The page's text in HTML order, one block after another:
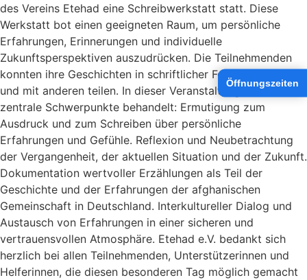
Öffnungszeiten
des Vereins Etehad eine Schreibwerkstatt statt. Diese
Werkstatt bot einen geeigneten Raum, um persönliche
Erfahrungen, Erinnerungen und individuelle
Zukunftsperspektiven auszudrücken. Die Teilnehmenden
konnten ihre Geschichten in schriftlicher Form festhalten
und mit anderen teilen. In dieser Veranstaltung wurden vier
zentrale Schwerpunkte behandelt: Ermutigung zum
Ausdruck und zum Schreiben über persönliche
Erfahrungen und Gefühle. Reflexion und Neubetrachtung
der Vergangenheit, der aktuellen Situation und der Zukunft.
Dokumentation wertvoller Erzählungen als Teil der
Geschichte und der Erfahrungen der afghanischen
Gemeinschaft in Deutschland. Interkultureller Dialog und
Austausch von Erfahrungen in einer sicheren und
vertrauensvollen Atmosphäre. Etehad e.V. bedankt sich
herzlich bei allen Teilnehmenden, Unterstützerinnen und
Helferinnen, die diesen besonderen Tag möglich gemacht